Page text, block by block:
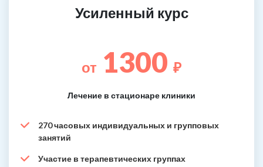
Усиленный курс
от 1300 ₽
Лечение в стационаре клиники
270 часовых индивидуальных и групповых
занятий
Участие в терапевтических группах